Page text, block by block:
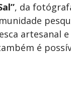
, da
artesanal
é